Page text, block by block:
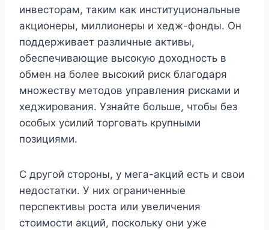
инвесторам, таким как институциональные
акционеры, миллионеры и хедж-фонды. Он
поддерживает различные активы,
обеспечивающие высокую доходность в
обмен на более высокий риск благодаря
множеству методов управления рисками и
хеджирования. Узнайте больше, чтобы без
особых усилий торговать крупными
позициями.
С другой стороны, у мега-акций есть и свои
недостатки. У них ограниченные
перспективы роста или увеличения
стоимости акций, поскольку они уже